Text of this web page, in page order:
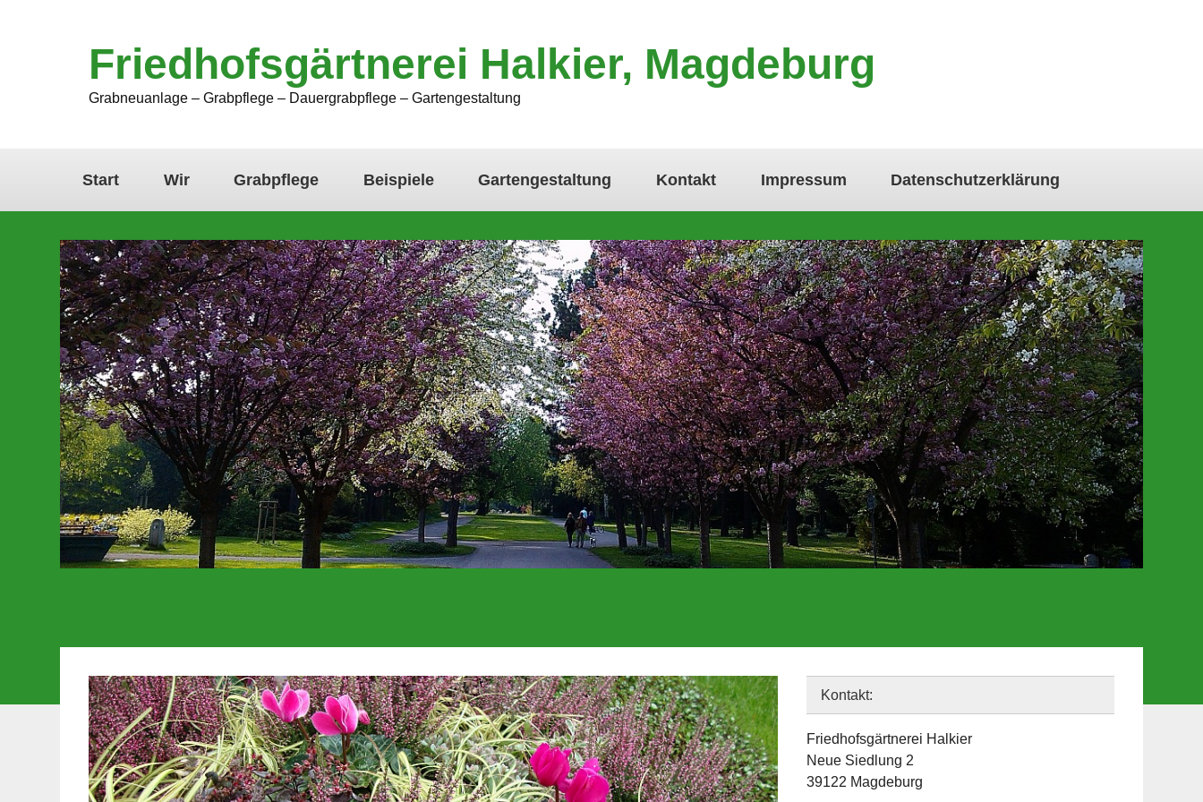
Friedhofsgärtnerei Halkier, Magdeburg
Grabneuanlage – Grabpflege – Dauergrabpflege – Gartengestaltung
Start Wir Grabpflege Beispiele Gartengestaltung Kontakt Impressum Datenschutzerklärung
Kontakt:
Friedhofsgärtnerei Halkier
Neue Siedlung 2
39122 Magdeburg